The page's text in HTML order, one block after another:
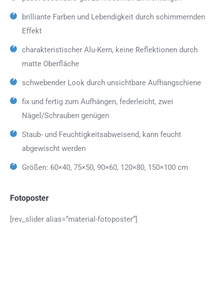
brilliante Farben und Lebendigkeit durch schimmernden
Effekt
charakteristischer Alu-Kern, keine Reflektionen durch
matte Oberfläche
schwebender Look durch unsichtbare Aufhangschiene
fix und fertig zum Aufhängen, federleicht, zwei
Nägel/Schrauben genügen
Staub- und Feuchtigkeitsabweisend, kann feucht
abgewischt werden
Größen: 60×40, 75×50, 90×60, 120×80, 150×100 cm
Fotoposter
[rev_slider alias=“material-fotoposter“]